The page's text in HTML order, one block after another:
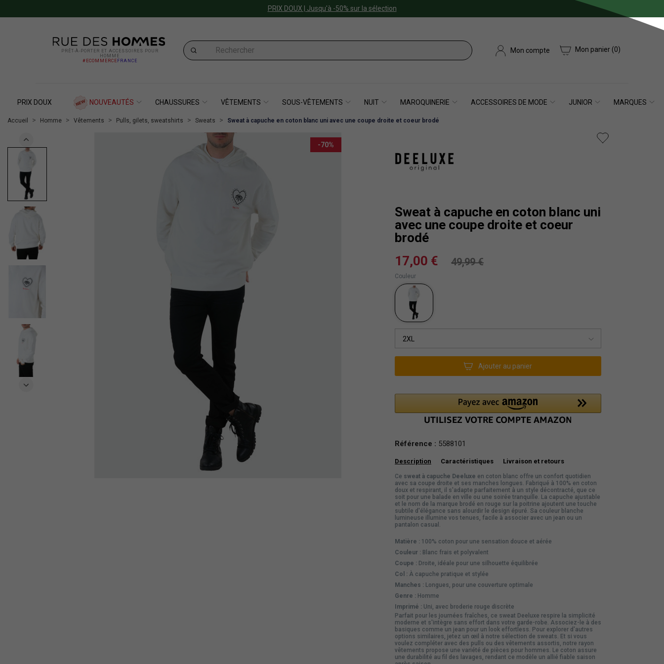
PRIX DOUX | Jusqu'à -50% sur la sélection
PRÊT-À-PORTER ET ACCESSOIRES POUR
HOMME
#ECOMMERCE FRANCE
Mon compte Mon panier (0)
PRIX DOUX NOUVEAUTÉS CHAUSSURES VÊTEMENTS SOUS-VÊTEMENTS NUIT MAROQUINERIE ACCESSOIRES DE MODE JUNIOR MARQUES
Accueil Homme Vêtements Pulls, gilets, sweatshirts Sweats Sweat à capuche en coton blanc uni avec une coupe droite et coeur brodé
-70%
Sweat à capuche en coton blanc uni
avec une coupe droite et coeur
brodé
17,00 €
49,99 €
Couleur
2XL
Ajouter au panier
Référence : 5588101
Description Caractéristiques Livraison et retours
Ce sweat à capuche Deeluxe en coton blanc offre un confort quotidien
avec sa coupe droite et ses manches longues. Fabriqué à 100% en coton
doux et respirant, il s'adapte parfaitement à un style décontracté, que ce
soit pour une balade en ville ou une soirée tranquille. La capuche ajustable
et le nom de la marque brodé en rouge sur la poitrine ajoutent une touche
subtile d'élégance sans alourdir le design épuré. Sa couleur blanche
lumineuse illumine vos tenues, facile à associer avec un jean ou un
pantalon casual.
Matière :100% coton pour une sensation douce et aérée
Couleur :Blanc frais et polyvalent
Coupe :Droite, idéale pour une silhouette équilibrée
Col :À capuche pratique et stylée
Manches :Longues, pour une couverture optimale
Genre :Homme
Imprimé :Uni, avec broderie rouge discrète
Parfait pour les journées fraîches, ce sweat Deeluxe respire la simplicité
moderne et s'intègre sans effort dans votre garde-robe. Associez-le à des
basiques comme un jean pour un look effortless. Pour explorer d'autres
options similaires, jetez un œil à notre sélection de sweats . Et si vous
voulez compléter avec des pulls ou des vêtements assortis, notre rayon
vêtements propose une variété de pièces pour hommes. Le coton assure
une durabilité au fil des lavages, rendant ce modèle un allié fiable saison